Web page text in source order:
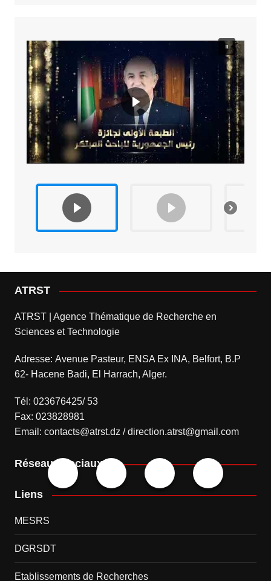
ATRST
ATRST | Agence Thématique de Recherche en
Sciences et Technologie
Adresse: Avenue Pasteur, ENSA Ex INA, Belfort, B.P
62- Hacene Badi, El Harrach, Alger.
Tél: 023676425/ 53
Fax: 023828981
Email: contacts@atrst.dz / direction.atrst@gmail.com
Réseaux sociaux
Liens
MESRS
DGRSDT
Etablissements de Recherches